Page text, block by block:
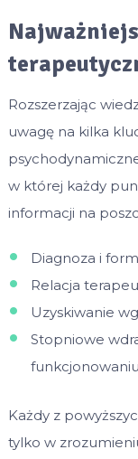
Rozszerzając
uwagę na kilka
w której każdy
informacji na
Diagnoza i
Relacja
Uzyskiwanie
Stopniowe
funkcjonowaniu
Każdy z
tylko w